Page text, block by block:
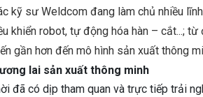
kỹ sư Weldcom đang làm chủ nhiều
khiển robot, tự động hóa hàn – cắt...;
gần hơn đến mô hình sản xuất thông
lai sản xuất thông minh
đã có dịp tham quan và trực tiếp trải